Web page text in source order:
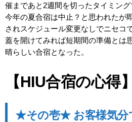
催まであと2週間を切ったタイミング
今年の夏合宿は中止？と思われたが
されスケジュール変更なしでニセコ
蓋を開けてみれば短期間の準備とは
晴らしい合宿となった。
【HIU合宿の心得】
★その壱★ お客様気分